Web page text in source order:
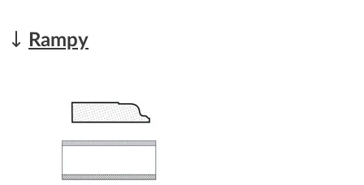
Rampy